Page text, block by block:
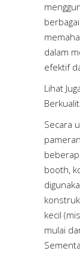
dalam
efektif
Lihat
Secara
booth,
kecil
mulai